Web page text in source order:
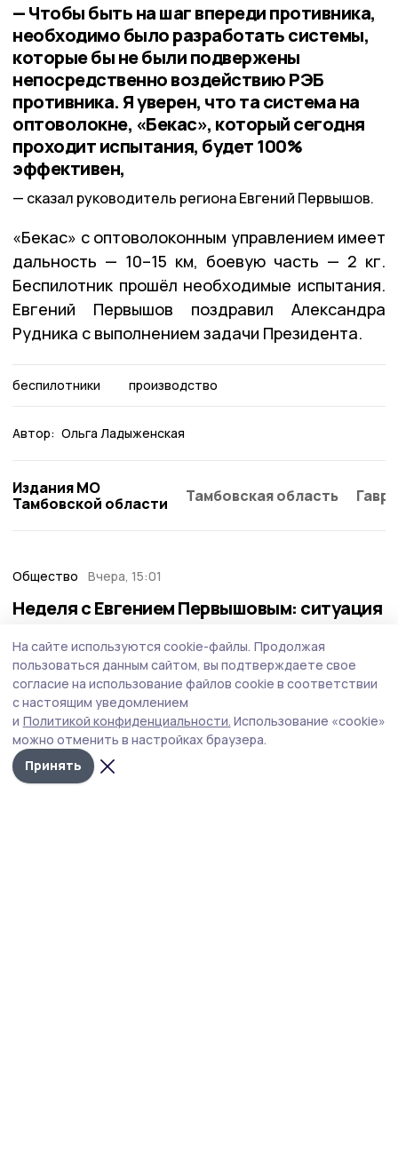
— Чтобы быть на шаг впереди противника,
необходимо было разработать системы,
которые бы не были подвержены
непосредственно воздействию РЭБ
противника. Я уверен, что та система на
оптоволокне, «Бекас», который сегодня
проходит испытания, будет 100%
эффективен,
сказал руководитель региона Евгений Первышов.
«Бекас» с оптоволоконным управлением имеет
дальность — 10–15 км, боевую часть — 2 кг.
Беспилотник прошёл необходимые испытания.
Евгений Первышов поздравил Александра
Рудника с выполнением задачи Президента.
беспилотники производство
Автор: Ольга Ладыженская
Издания МО
Тамбовской области
Тамбовская область
Общество Вчера, 15:01
Неделя с Евгением Первышовым: ситуация
приоритеты образования
Губернатор держит на контроле ситуацию с бензином,
требует навести порядок с мусором в Тамбове.
На сайте используются cookie-файлы. Продолжая
пользоваться данным сайтом, вы подтверждаете свое
согласие на использование файлов cookie в соответствии
с настоящим уведомлением
и Политикой конфиденциальности. Использование «cookie»
можно отменить в настройках браузера.
Принять